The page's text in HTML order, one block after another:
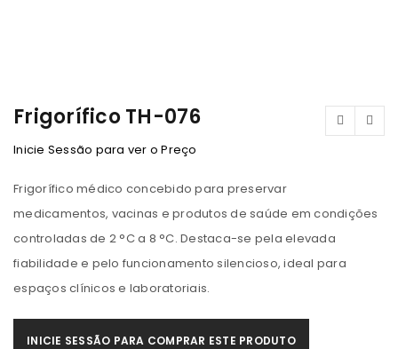
Frigorífico TH-076
Inicie Sessão para ver o Preço
Frigorífico médico concebido para preservar
medicamentos, vacinas e produtos de saúde em condições
controladas de 2 °C a 8 °C. Destaca-se pela elevada
fiabilidade e pelo funcionamento silencioso, ideal para
espaços clínicos e laboratoriais.
INICIE SESSÃO PARA COMPRAR ESTE PRODUTO